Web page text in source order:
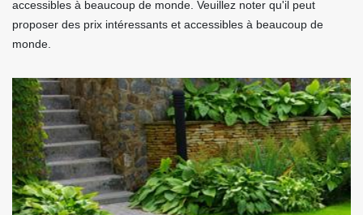
accessibles à beaucoup de monde. Veuillez noter qu'il peut
proposer des prix intéressants et accessibles à beaucoup de
monde.